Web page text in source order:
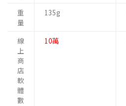
重
量
135g
線
上
商
店
軟
體
數
10萬